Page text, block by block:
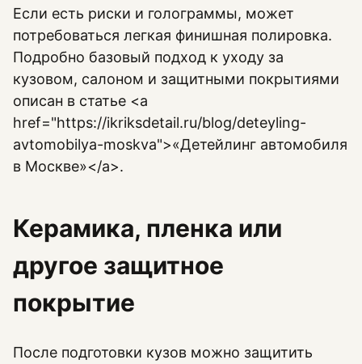
Если есть риски и голограммы, может
потребоваться легкая финишная полировка.
Подробно базовый подход к уходу за
кузовом, салоном и защитными покрытиями
описан в статье <a
href="https://ikriksdetail.ru/blog/deteyling-
avtomobilya-moskva">«Детейлинг автомобиля
в Москве»</a>.
Керамика, пленка или
другое защитное
покрытие
После подготовки кузов можно защитить